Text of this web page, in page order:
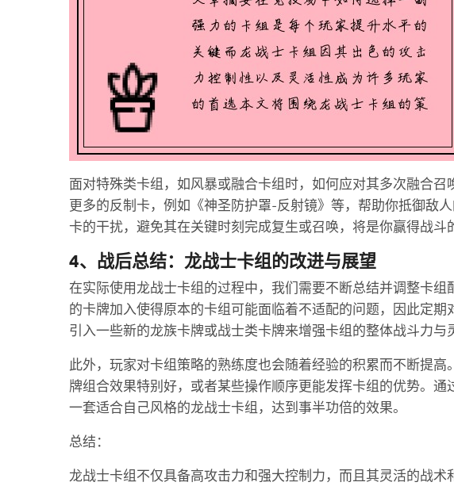
面对特殊类卡组，如风暴或融合卡组时，如何应对其多次融合
更多的反制卡，例如《神圣防护罩-反射镜》等，帮助你抵御敌
卡的干扰，避免其在关键时刻完成复生或召唤，将是你赢得战斗
4、战后总结：龙战士卡组的改进与展望
在实际使用龙战士卡组的过程中，我们需要不断总结并调整卡
的卡牌加入使得原本的卡组可能面临着不适配的问题，因此定
引入一些新的龙族卡牌或战士类卡牌来增强卡组的整体战斗力与
此外，玩家对卡组策略的熟练度也会随着经验的积累而不断提
牌组合效果特别好，或者某些操作顺序更能发挥卡组的优势。
一套适合自己风格的龙战士卡组，达到事半功倍的效果。
总结：
龙战士卡组不仅具备高攻击力和强大控制力，而且其灵活的战